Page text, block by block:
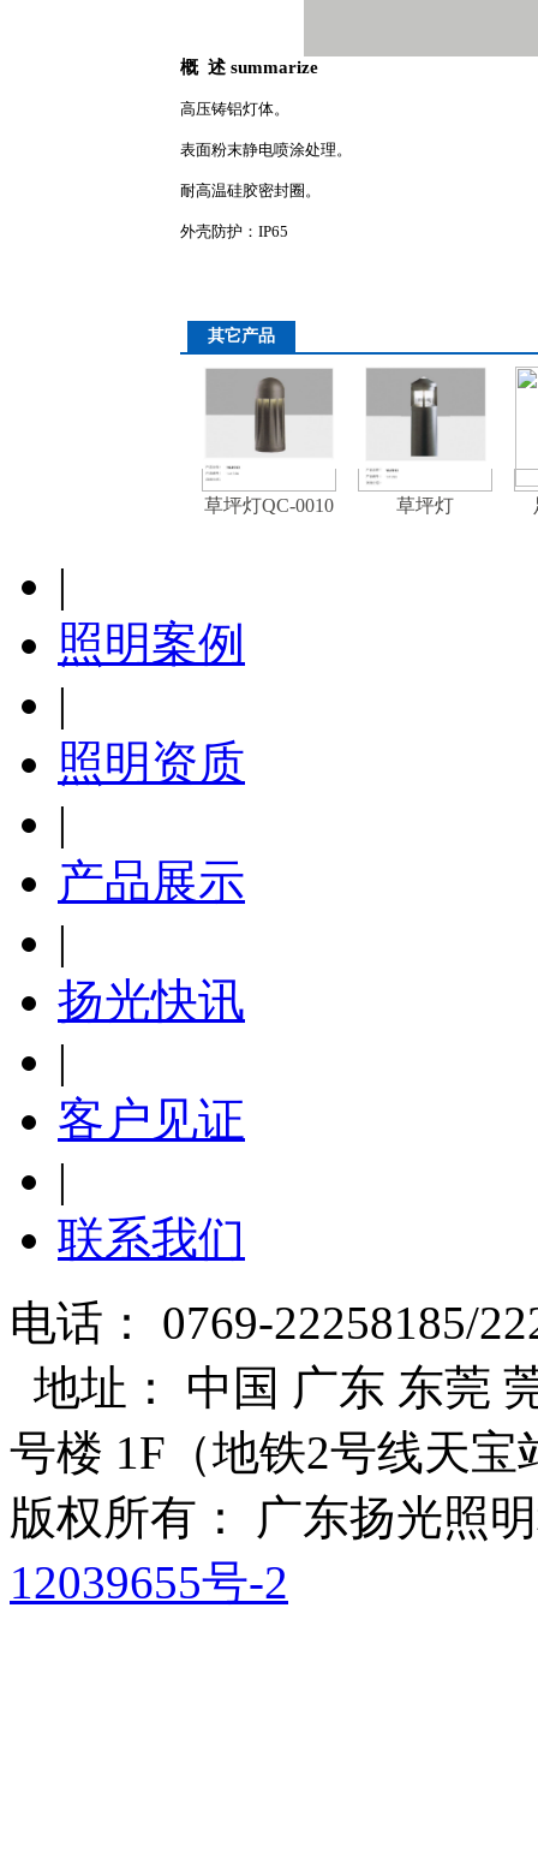
详细介绍
概 述 summarize
高压铸铝灯体。
表面粉末静电喷涂处理。
耐高温硅胶密封圈。
外壳防护：IP65
其它产品
草坪灯QC-0010 草坪灯
|
照明案例
|
照明资质
|
产品展示
|
扬光快讯
|
客户见证
|
联系我们
电话： 0769-22258185/
地址： 中国 广东 东莞
号楼 1F（地铁2号线天宝
版权所有： 广东扬光照
12039655号-2